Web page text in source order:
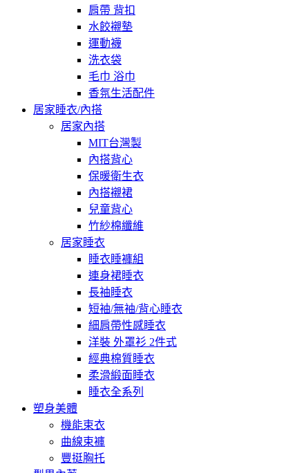
肩帶 背扣
水餃襯墊
運動襪
洗衣袋
毛巾 浴巾
香氛生活配件
居家睡衣/內搭
居家內搭
MIT台灣製
內搭背心
保暖衛生衣
內搭襯裙
兒童背心
竹紗棉纖維
居家睡衣
睡衣睡褲組
連身裙睡衣
長袖睡衣
短袖/無袖/背心睡衣
細肩帶性感睡衣
洋裝 外罩衫 2件式
經典棉質睡衣
柔滑緞面睡衣
睡衣全系列
塑身美體
機能束衣
曲線束褲
豐挺胸托